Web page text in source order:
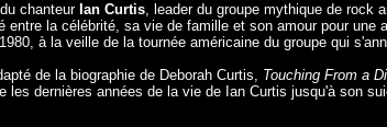
chanteur Ian Curtis, leader du groupe mythique de rock
entre la célébrité, sa vie de famille et son amour pour une
à la veille de la tournée américaine du groupe qui
de la biographie de Deborah Curtis, Touching From a
les dernières années de la vie de Ian Curtis jusqu'à son